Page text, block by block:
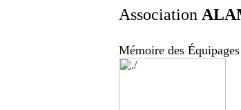
Association
Mémoire des